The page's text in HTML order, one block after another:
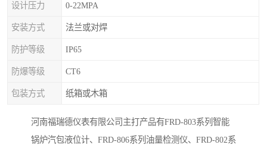
设计压力 0-22MPA
安装方式 法兰或对焊
防护等级 IP65
防爆等级 CT6
包装方式 纸箱或木箱
河南福瑞德仪表有限公司主打产品有FRD-803系列智能
锅炉汽包液位计、FRD-806系列油量检测仪、FRD-802系